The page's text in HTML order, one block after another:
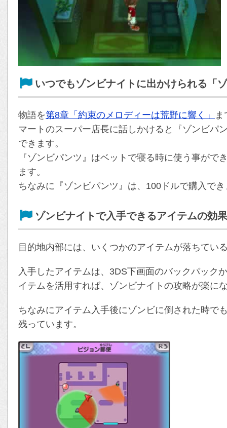
いつでもゾンビナイトに出かけられる「
物語を第8章「約束のメロディーは荒野に響く」
マートのスーパー店長に話しかけると『ゾンビパ
できます。
『ゾンビパンツ』はベットで寝る時に使う事がで
ます。
ちなみに『ゾンビパンツ』は、100ドルで購入で
ゾンビナイトで入手できるアイテムの効果
目的地内部には、いくつかのアイテムが落ちてい
入手したアイテムは、3DS下画面のバックパック
イテムを活用すれば、ゾンビナイトの攻略が楽に
ちなみにアイテム入手後にゾンビに倒された時で
残っています。